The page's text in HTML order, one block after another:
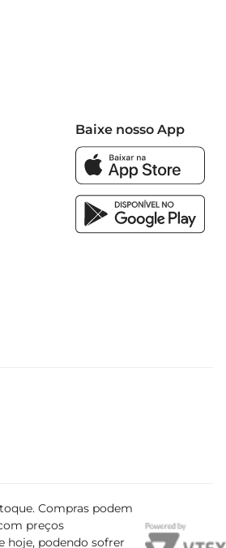
Baixe nosso App
Compras podem
preços
hoje, podendo sofrer